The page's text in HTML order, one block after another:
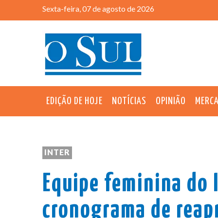
Sexta-feira, 07 de agosto de 2026
EDIÇÃO DE HOJE NOTÍCIAS OPINIÃO
INTER
Equipe feminina
cronograma de